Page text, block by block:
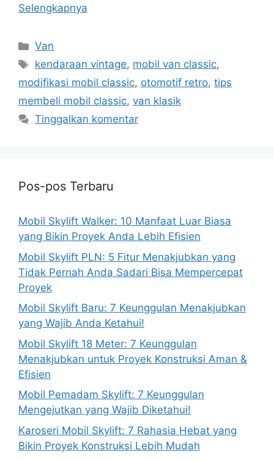
Selengkapnya
Kategori
Van
Tag
kendaraan vintage, mobil van classic,
modifikasi mobil classic, otomotif retro, tips
membeli mobil classic, van klasik
Tinggalkan komentar
Pos-pos Terbaru
Mobil Skylift Walker: 10 Manfaat Luar Biasa
yang Bikin Proyek Anda Lebih Efisien
Mobil Skylift PLN: 5 Fitur Menakjubkan yang
Tidak Pernah Anda Sadari Bisa Mempercepat
Proyek
Mobil Skylift Baru: 7 Keunggulan Menakjubkan
yang Wajib Anda Ketahui!
Mobil Skylift 18 Meter: 7 Keunggulan
Menakjubkan untuk Proyek Konstruksi Aman &
Efisien
Mobil Pemadam Skylift: 7 Keunggulan
Mengejutkan yang Wajib Diketahui!
Karoseri Mobil Skylift: 7 Rahasia Hebat yang
Bikin Proyek Konstruksi Lebih Mudah